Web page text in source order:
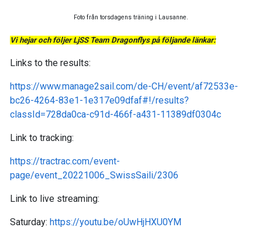
Foto från torsdagens träning i Lausanne.
Vi hejar och följer LjSS Team Dragonflys på följande länkar:
Links to the results:
https://www.manage2sail.com/de-CH/event/af72533e-
bc26-4264-83e1-1e317e09dfaf#!/results?
classId=728da0ca-c91d-466f-a431-11389df0304c
Link to tracking:
https://tractrac.com/event-
page/event_20221006_SwissSaili/2306
Link to live streaming:
Saturday: https://youtu.be/oUwHjHXU0YM